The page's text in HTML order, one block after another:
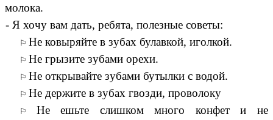
молока.
- Я хочу вам дать, ребята, полезные советы:
Не ковыряйте в зубах булавкой, иголкой.
Не грызите зубами орехи.
Не открывайте зубами бутылки с водой.
Не держите в зубах гвозди, проволоку
Не ешьте слишком много конфет и не